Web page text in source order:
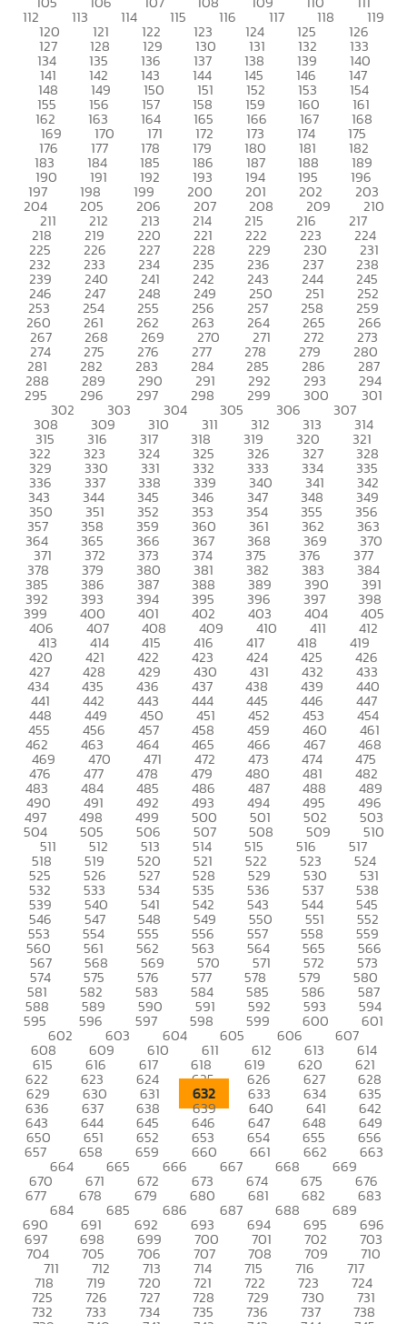
112 113 114 115 116 117 118 119
120 121 122 123 124 125 126
127 128 129 130 131 132 133
134 135 136 137 138 139 140
141 142 143 144 145 146 147
148 149 150 151 152 153 154
155 156 157 158 159 160 161
162 163 164 165 166 167 168
169 170 171 172 173 174 175
176 177 178 179 180 181 182
183 184 185 186 187 188 189
190 191 192 193 194 195 196
197 198 199 200 201 202 203
204 205 206 207 208 209 210
211 212 213 214 215 216 217
218 219 220 221 222 223 224
225 226 227 228 229 230 231
232 233 234 235 236 237 238
239 240 241 242 243 244 245
246 247 248 249 250 251 252
253 254 255 256 257 258 259
260 261 262 263 264 265 266
267 268 269 270 271 272 273
274 275 276 277 278 279 280
281 282 283 284 285 286 287
288 289 290 291 292 293 294
295 296 297 298 299 300 301
302 303 304 305 306 307
308 309 310 311 312 313 314
315 316 317 318 319 320 321
322 323 324 325 326 327 328
329 330 331 332 333 334 335
336 337 338 339 340 341 342
343 344 345 346 347 348 349
350 351 352 353 354 355 356
357 358 359 360 361 362 363
364 365 366 367 368 369 370
371 372 373 374 375 376 377
378 379 380 381 382 383 384
385 386 387 388 389 390 391
392 393 394 395 396 397 398
399 400 401 402 403 404 405
406 407 408 409 410 411 412
413 414 415 416 417 418 419
420 421 422 423 424 425 426
427 428 429 430 431 432 433
434 435 436 437 438 439 440
441 442 443 444 445 446 447
448 449 450 451 452 453 454
455 456 457 458 459 460 461
462 463 464 465 466 467 468
469 470 471 472 473 474 475
476 477 478 479 480 481 482
483 484 485 486 487 488 489
490 491 492 493 494 495 496
497 498 499 500 501 502 503
504 505 506 507 508 509 510
511 512 513 514 515 516 517
518 519 520 521 522 523 524
525 526 527 528 529 530 531
532 533 534 535 536 537 538
539 540 541 542 543 544 545
546 547 548 549 550 551 552
553 554 555 556 557 558 559
560 561 562 563 564 565 566
567 568 569 570 571 572 573
574 575 576 577 578 579 580
581 582 583 584 585 586 587
588 589 590 591 592 593 594
595 596 597 598 599 600 601
602 603 604 605 606 607
608 609 610 611 612 613 614
615 616 617 618 619 620 621
622 623 624 625 626 627 628
629 630 631 632 633 634 635
636 637 638 639 640 641 642
643 644 645 646 647 648 649
650 651 652 653 654 655 656
657 658 659 660 661 662 663
664 665 666 667 668 669
670 671 672 673 674 675 676
677 678 679 680 681 682 683
684 685 686 687 688 689
690 691 692 693 694 695 696
697 698 699 700 701 702 703
704 705 706 707 708 709 710
711 712 713 714 715 716 717
718 719 720 721 722 723 724
725 726 727 728 729 730 731
732 733 734 735 736 737 738